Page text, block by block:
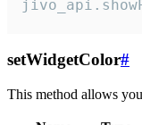
setWidgetColor#
This method allows